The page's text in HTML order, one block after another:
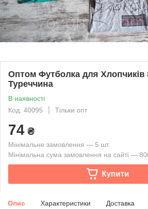
Оптом Футболка для Хлопчиків
Туреччина
В наявності
Код: 40095
Тільки опт
74 ₴
Мінімальне замовлення — 5 шт.
Мінімальна сума замовлення на сайті —
Купити
Опис Характеристики Доставка